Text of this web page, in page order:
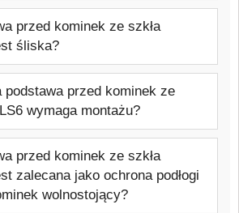
przenosić ciężar
pieców
Nasza podstawa
pieca do 650 kg.
podstawa przed kominek ze
LS6 skutecznie chroni
winyl i inne wrażliwe
przed temperaturą oraz
wypadnięciem żaru.
przed kominek ze szkła
śliska?
użytkowaniu podstawa
ze szkła szarego LS6 nie
Należy jednak
i zabrudzenia, które
przyczepność
podstawa przed kominek ze
wymaga montażu?
przypadków wystarczy
równej i stabilnej
przed ustawieniem pieca lub
przed kominek ze szkła
zalecana jako ochrona podłogi
wolnostojący?